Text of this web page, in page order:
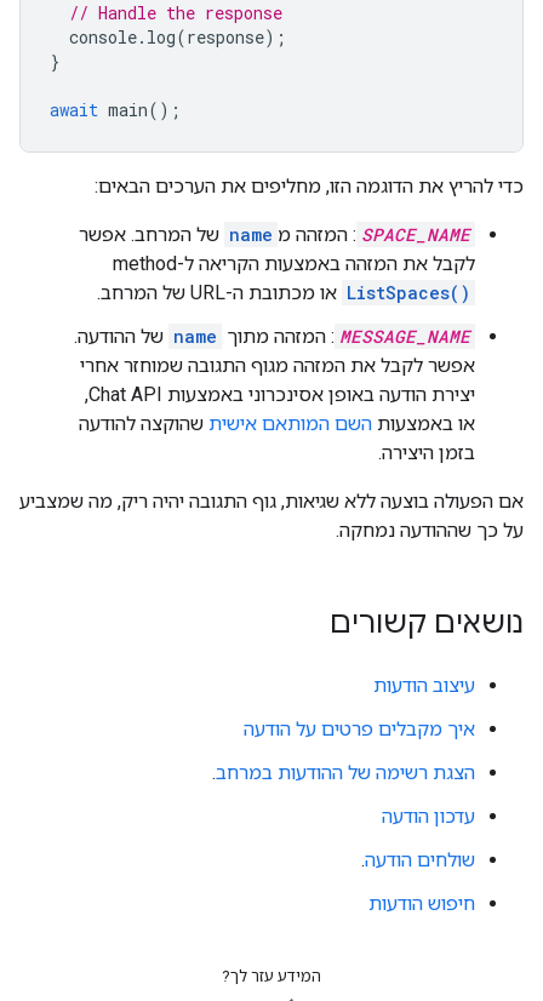
// Handle the response
console. log(response);
}
await main();
כדי להריץ את הדוגמה הזו, מחליפים את הערכים הבאים:
SPACE_NAME : המזהה מ name של המרחב. אפשר
לקבל את המזהה באמצעות הקריאה ל-method‏
ListSpaces() או מכתובת ה-URL של המרחב.
MESSAGE_NAME : המזהה מתוך name של ההודעה.
אפשר לקבל את המזהה מגוף התגובה שמוחזר אחרי
יצירת הודעה באופן אסינכרוני באמצעות Chat API,
או באמצעות השם המותאם אישית שהוקצה להודעה
בזמן היצירה.
אם הפעולה בוצעה ללא שגיאות, גוף התגובה יהיה ריק, מה שמצביע
על כך שההודעה נמחקה.
נושאים קשורים
עיצוב הודעות
איך מקבלים פרטים על הודעה
הצגת רשימה של ההודעות במרחב.
עדכון הודעה
שולחים הודעה.
חיפוש הודעות
המידע עזר לך?